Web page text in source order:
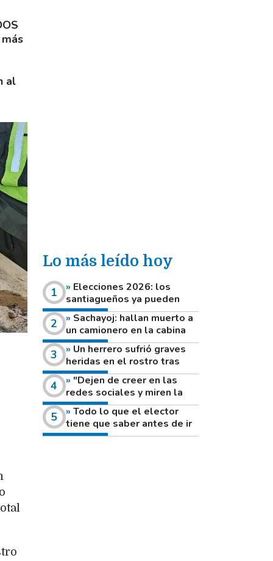
al
Lo más leído hoy
Elecciones 2026: los
santiagueños ya pueden
consultar dónde votan este
domingo
Sachayoj: hallan muerto a
un camionero en la cabina
de su vehículo a la vera de
un camino rural
Un herrero sufrió graves
heridas en el rostro tras
reventar el disco de una
amoladora
"Dejen de creer en las
redes sociales y miren la
heladera de sus casas": el
fuerte mensaje de una joven
que votó por primera vez
Todo lo que el elector
tiene que saber antes de ir
a votar este domingo